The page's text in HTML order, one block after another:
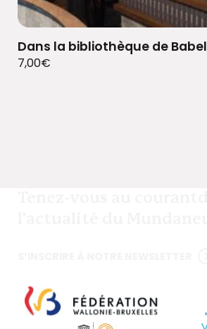
Dans la bibliothèque de Babel
7,00€